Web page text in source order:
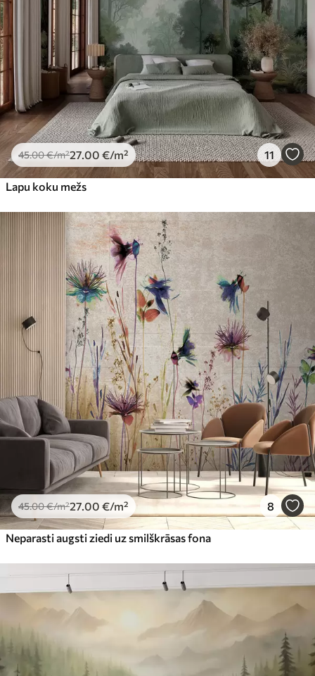
45.00€/m²27.00 €/m² 11
Lapu koku mežs
45.00€/m²27.00 €/m² 8
Neparasti augsti ziedi uz smilškrāsas fona